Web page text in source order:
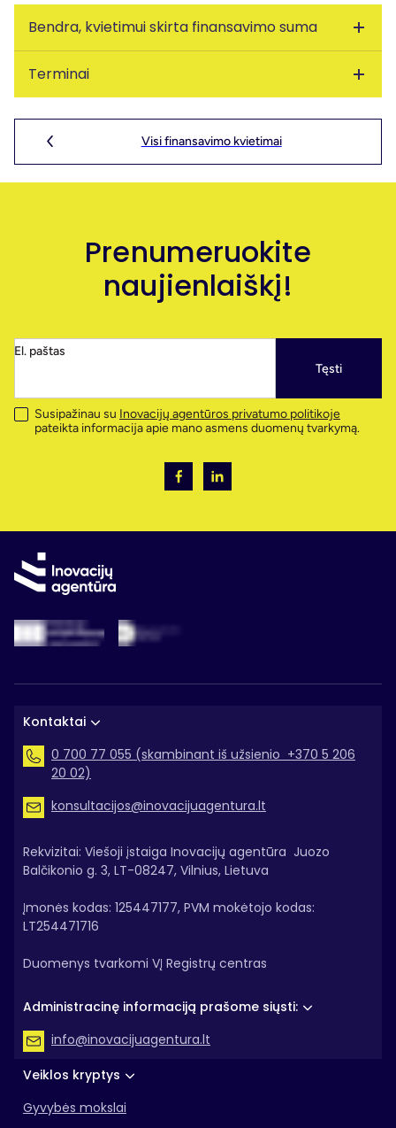
Bendra, kvietimui skirta finansavimo suma
350000 Eur
Terminai
Kvietimas galioja nuo:2025-07-30 08:00:00
PĮP gali būti teikiami iki:2025-09-10 23:59:00
Visi finansavimo kvietimai
Prenumeruokite
naujienlaiškį!
El. paštas
Tęsti
Susipažinau su Inovacijų agentūros privatumo politikoje
pateikta informacija apie mano asmens duomenų tvarkymą.
Veiklos kryptys
Gyvybės mokslai
Kontaktai
0 700 77 055 (skambinant iš užsienio +370 5 206
20 02)
konsultacijos@inovacijuagentura.lt
Rekvizitai: Viešoji įstaiga Inovacijų agentūra Juozo
Balčikonio g. 3, LT-08247, Vilnius, Lietuva
Įmonės kodas: 125447177, PVM mokėtojo kodas:
LT254471716
Duomenys tvarkomi VĮ Registrų centras
Administracinę informaciją prašome siųsti:
info@inovacijuagentura.lt